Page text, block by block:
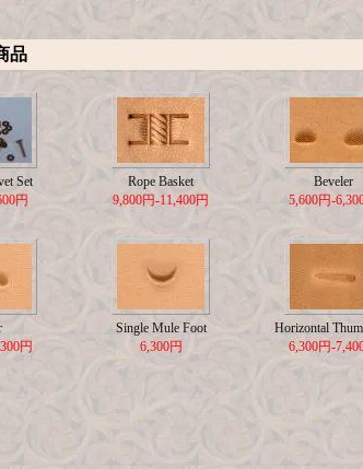
品
Set
円
Rope Basket
9,800円-11,400円
Beveler
5,600円-
円
Single Mule Foot
6,300円
Horizontal
6,300円-